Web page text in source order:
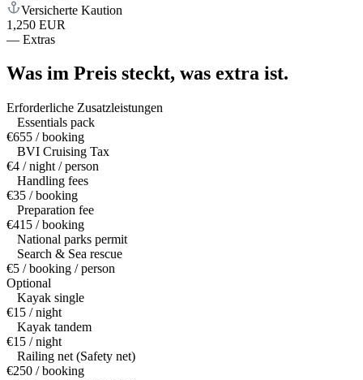
Versicherte Kaution
1,250 EUR
— Extras
Was im Preis steckt, was extra ist.
Erforderliche Zusatzleistungen
Essentials pack
€655 / booking
BVI Cruising Tax
€4 / night / person
Handling fees
€35 / booking
Preparation fee
€415 / booking
National parks permit
Search & Sea rescue
€5 / booking / person
Optional
Kayak single
€15 / night
Kayak tandem
€15 / night
Railing net (Safety net)
€250 / booking